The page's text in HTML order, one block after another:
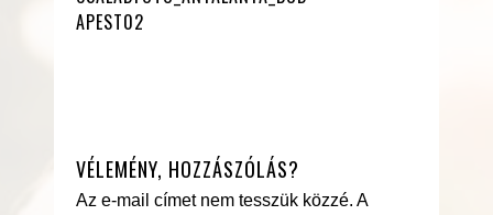
APEST02
VÉLEMÉNY, HOZZÁSZÓLÁS?
Az e-mail címet nem tesszük közzé. A